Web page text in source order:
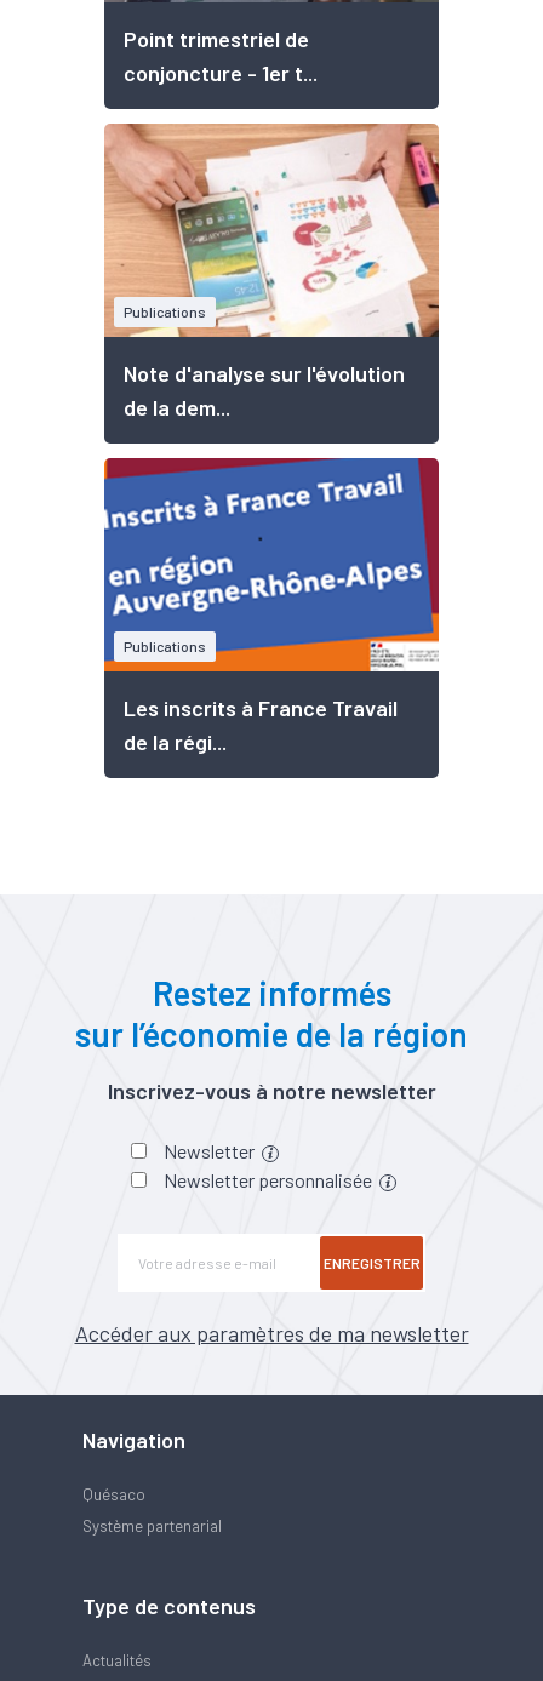
Point trimestriel de
conjoncture - 1er t...
Publications
Note d'analyse sur l'évolution
de la dem...
Publications
Les inscrits à France Travail
de la régi...
Restez informés
sur l’économie de la région
Inscrivez-vous à notre newsletter
Newsletter
Newsletter personnalisée
ENREGISTRER
Accéder aux paramètres de ma newsletter
Navigation
Quésaco
Système partenarial
Type de contenus
Actualités